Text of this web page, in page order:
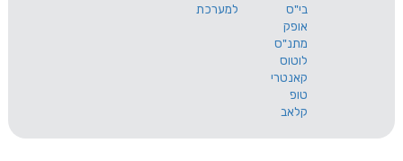
למערכת